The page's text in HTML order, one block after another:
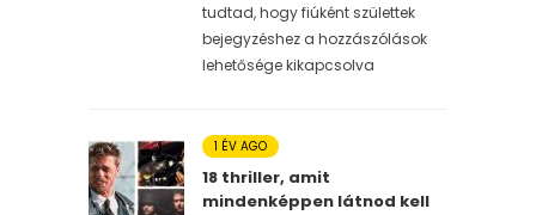
tudtad, hogy fiúként születtek
bejegyzéshez a hozzászólások
lehetősége kikapcsolva
1 ÉV AGO
18 thriller, amit
mindenképpen látnod kell